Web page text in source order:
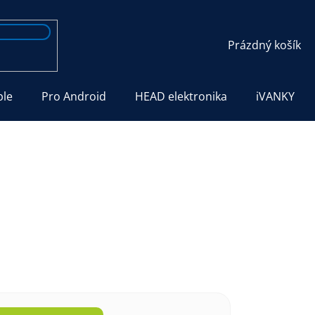
NÁKUPNÍ
Prázdný košík
Pro Android HEAD elektronika iVANKY